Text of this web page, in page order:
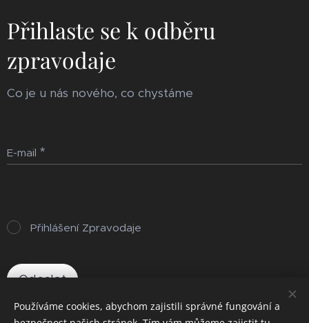
Přihlaste se k odběru
zpravodaje
Co je u nás nového, co chystáme
E-mail
Přihlášení Zpravodaje
Odeslat
Používáme cookies, abychom zajistili správné fungování a